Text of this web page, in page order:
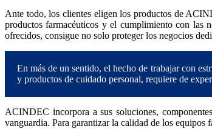
Ante todo, los clientes eligen los productos de
productos farmacéuticos y el cumplimiento con las
ofrecidos, consigue no solo proteger los negocios
En más de un sentido, el hecho de trabajar con
y productos de cuidado personal, requiere de
ACINDEC incorpora a sus soluciones,
vanguardia. Para garantizar la calidad de los